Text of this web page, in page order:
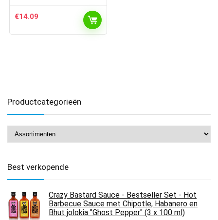
€14.09
Productcategorieën
Best verkopende
Crazy Bastard Sauce - Bestseller Set - Hot
Barbecue Sauce met Chipotle, Habanero en
Bhut jolokia "Ghost Pepper" (3 x 100 ml)